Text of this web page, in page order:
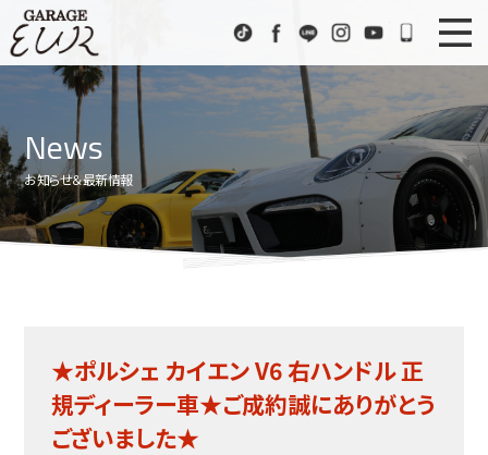
TikTokFacebook
LINE InstagramYoutube072-
ニュース
Stock List
在庫車情報
EUR Sports
EURスポーツ
アクセス
お問い合わせ
News
お知らせ＆最新情報
★ポルシェ カイエン V6 右ハンドル 正
規ディーラー車★ご成約誠にありがとう
ございました★